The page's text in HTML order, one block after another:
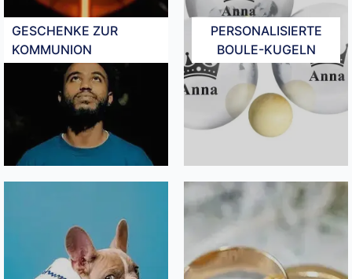
GESCHENKE ZUR
KOMMUNION​
PERSONALISIERTE
BOULE-KUGELN